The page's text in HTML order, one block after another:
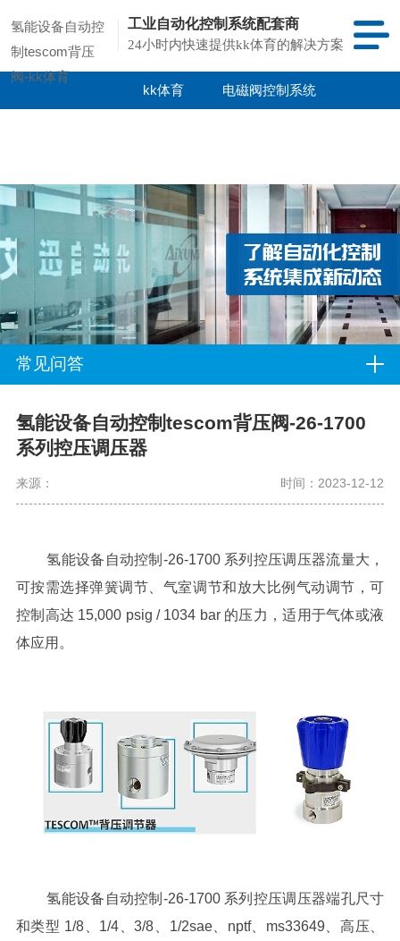
氢能设备自动控
制tescom背压
阀-kk体育
工业自动化控制系统配套商
24小时内快速提供kk体育的解决方案
kk体育 电磁阀控制系统
常见问答
氢能设备自动控制tescom背压阀-26-1700
系列控压调压器
来源： 时间：2023-12-12
氢能设备自动控制 -26-1700 系列控压调压器流量大，
可按需选择弹簧调节、气室调节和放大比例气动调节，可
控制高达 15,000 psig / 1034 bar 的压力，适用于气体或液
体应用。
氢能设备自动控制 -26-1700 系列控压调压器端孔尺寸
和类型 1/8、1/4、3/8、1/2sae、nptf、ms33649、高压、